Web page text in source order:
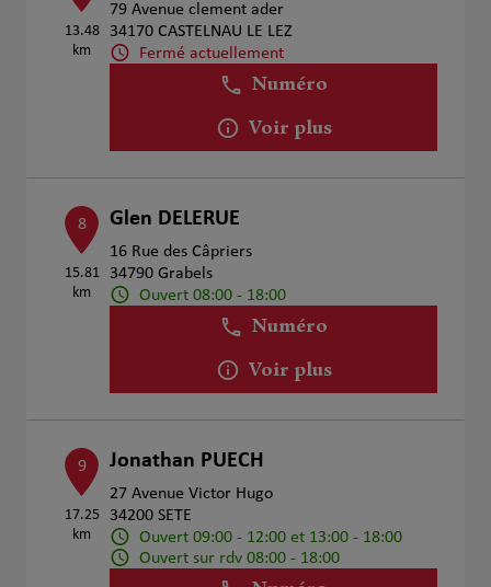
13.48
km
79 Avenue clement ader
34170 CASTELNAU LE LEZ
Fermé actuellement
Numéro
Voir plus
8
15.81
km
Glen DELERUE
16 Rue des Câpriers
34790 Grabels
Ouvert 08:00 - 18:00
Numéro
Voir plus
9
17.25
km
Jonathan PUECH
27 Avenue Victor Hugo
34200 SETE
Ouvert 09:00 - 12:00 et 13:00 - 18:00
Ouvert sur rdv 08:00 - 18:00